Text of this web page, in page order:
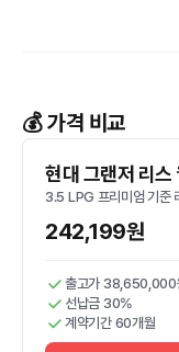
💰 가격 비교
현대 그랜저 리스
3.5 LPG 프리미엄 기준
242,199원
출고가 38,650,000
선납금 30%
계약기간 60개월